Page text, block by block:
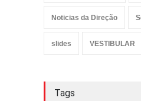
Noticias da Direção
slides VESTIBULAR
Tags